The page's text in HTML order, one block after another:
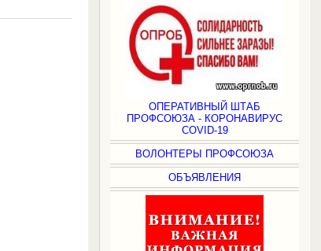
ОПЕРАТИВНЫЙ ШТАБ
ПРОФСОЮЗА - КОРОНАВИРУС
COVID-19
ВОЛОНТЕРЫ ПРОФСОЮЗА
ОБЪЯВЛЕНИЯ